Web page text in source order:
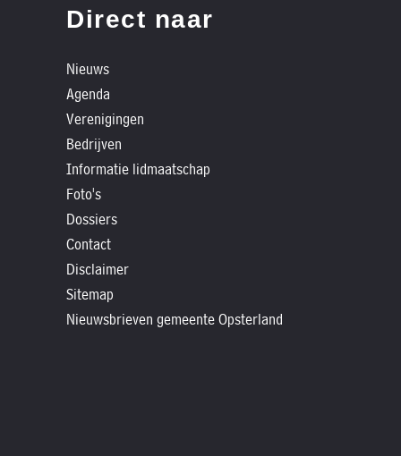
Direct naar
Nieuws
Agenda
Verenigingen
Bedrijven
Informatie lidmaatschap
Foto's
Dossiers
Contact
Disclaimer
Sitemap
Nieuwsbrieven gemeente Opsterland
Historische
Dossiers
Contact
Nieuwsbrieven
gemeente
Opsterland